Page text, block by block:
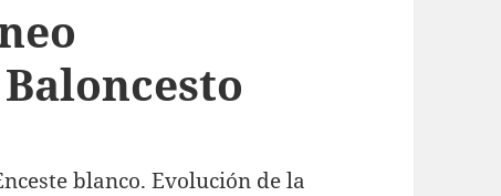
blanco. Evolución de la